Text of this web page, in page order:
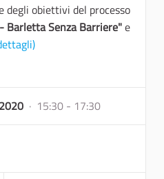
degli obiettivi del processo
Barletta Senza Barriere"e
· 15:30 - 17:30